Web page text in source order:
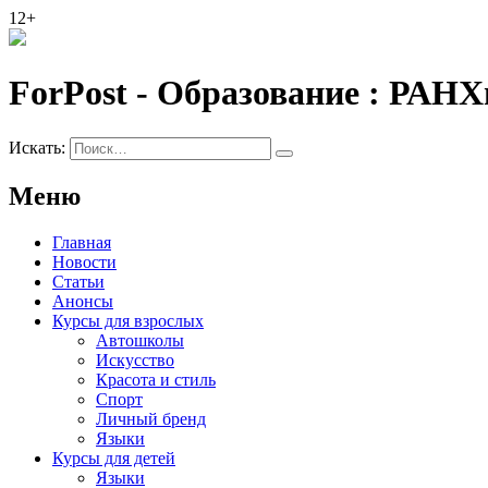
12+
ForPost - Образование :
Искать:
Меню
Главная
Новости
Статьи
Анонсы
Курсы для взрослых
Автошколы
Искусство
Красота и стиль
Спорт
Личный бренд
Языки
Курсы для детей
Языки